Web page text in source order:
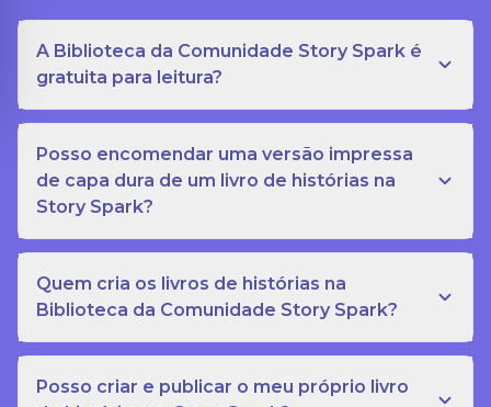
A Biblioteca da Comunidade Story Spark é
gratuita para leitura?
Posso encomendar uma versão impressa
de capa dura de um livro de histórias na
Story Spark?
Quem cria os livros de histórias na
Biblioteca da Comunidade Story Spark?
Posso criar e publicar o meu próprio livro